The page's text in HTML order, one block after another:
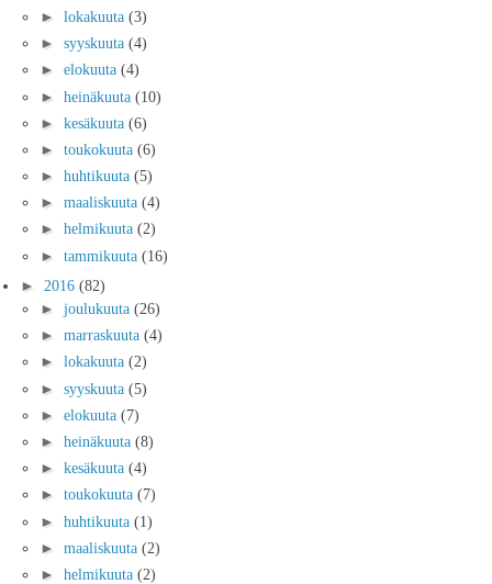
► lokakuuta (3)
► syyskuuta (4)
► elokuuta (4)
► heinäkuuta (10)
► kesäkuuta (6)
► toukokuuta (6)
► huhtikuuta (5)
► maaliskuuta (4)
► helmikuuta (2)
► tammikuuta (16)
► 2016 (82)
► joulukuuta (26)
► marraskuuta (4)
► lokakuuta (2)
► syyskuuta (5)
► elokuuta (7)
► heinäkuuta (8)
► kesäkuuta (4)
► toukokuuta (7)
► huhtikuuta (1)
► maaliskuuta (2)
► helmikuuta (2)